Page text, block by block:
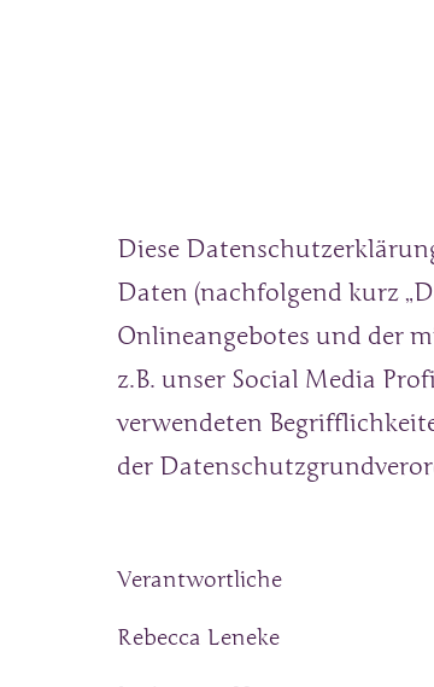
Diese
Daten (nachfolgend kurz
Onlineangebotes und der
z.B. unser Social Media
verwendeten
der
Verantwortliche
Rebecca Leneke